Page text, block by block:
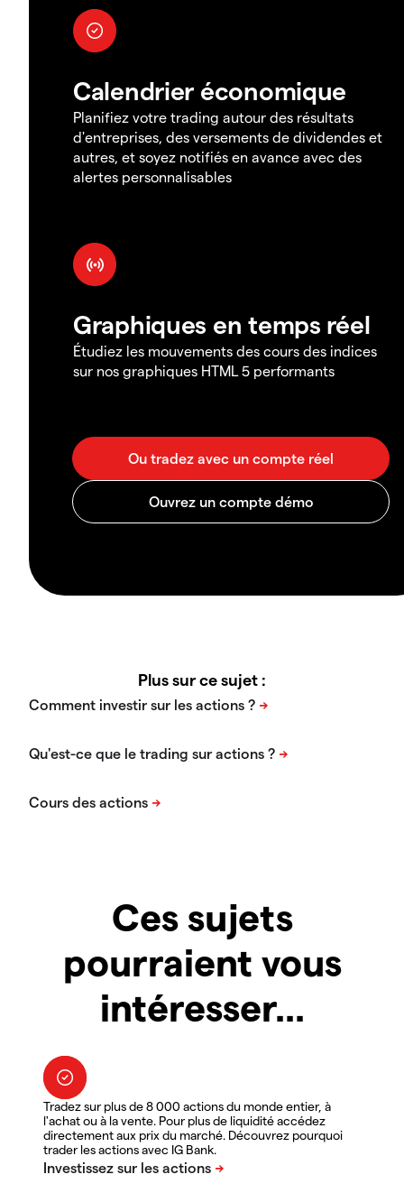
Calendrier économique
Planifiez votre trading autour des résultats
d'entreprises, des versements de dividendes et
autres, et soyez notifiés en avance avec des
alertes personnalisables
Graphiques en temps réel
Étudiez les mouvements des cours des indices
sur nos graphiques HTML 5 performants
Plus sur ce sujet :
Ces sujets
pourraient vous
intéresser...
Tradez sur plus de 8 000 actions du monde entier, à
l'achat ou à la vente. Pour plus de liquidité accédez
directement aux prix du marché. Découvrez pourquoi
trader les actions avec IG Bank.